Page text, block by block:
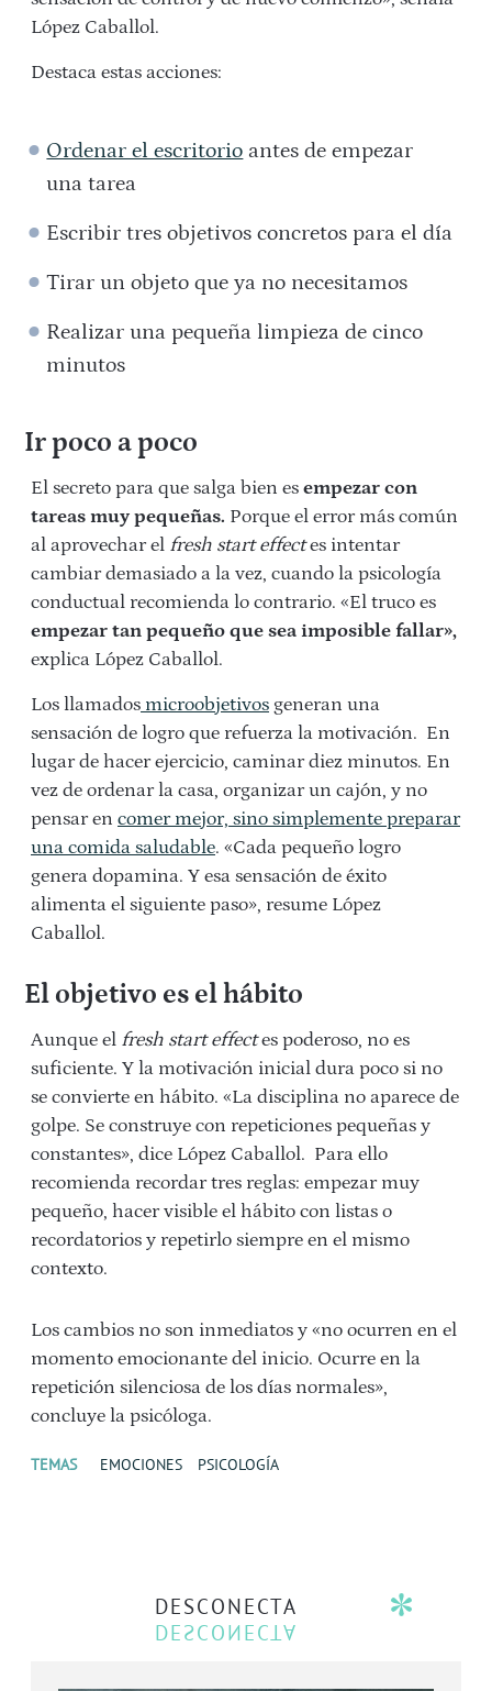
López Caballol.
Destaca estas acciones:
Ordenar el escritorio antes de empezar
una tarea
Escribir tres objetivos concretos para el día
Tirar un objeto que ya no necesitamos
Realizar una pequeña limpieza de cinco
minutos
Ir poco a poco
El secreto para que salga bien es empezar con
tareas muy pequeñas. Porque el error más común
al aprovechar el fresh start effectes intentar
cambiar demasiado a la vez, cuando la psicología
conductual recomienda lo contrario. «El truco es
empezar tan pequeño que sea imposible fallar»,
explica López Caballol.
Los llamados microobjetivos generan una
sensación de logro que refuerza la motivación. En
lugar de hacer ejercicio, caminar diez minutos. En
vez de ordenar la casa, organizar un cajón, y no
pensar en comer mejor, sino simplemente preparar
una comida saludable. «Cada pequeño logro
genera dopamina. Y esa sensación de éxito
alimenta el siguiente paso», resume López
Caballol.
El objetivo es el hábito
Aunque el fresh start effectes poderoso, no es
suficiente. Y la motivación inicial dura poco si no
se convierte en hábito. «La disciplina no aparece de
golpe. Se construye con repeticiones pequeñas y
constantes», dice López Caballol. Para ello
recomienda recordar tres reglas: empezar muy
pequeño, hacer visible el hábito con listas o
recordatorios y repetirlo siempre en el mismo
contexto.
Los cambios no son inmediatos y «no ocurren en el
momento emocionante del inicio. Ocurre en la
repetición silenciosa de los días normales»,
concluye la psicóloga.
TEMAS EMOCIONES PSICOLOGÍA
DESCONECTA